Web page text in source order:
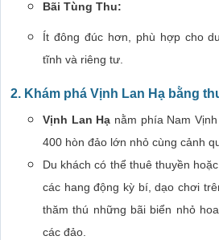
Bãi Tùng Thu:
Ít đông đúc hơn, phù hợp cho
tĩnh và riêng tư.
2. Khám phá Vịnh Lan Hạ bằng
Vịnh Lan Hạ nằm phía Nam
400 hòn đảo lớn nhỏ cùng cảnh
Du khách có thể thuê thuyền
các hang động kỳ bí, dạo chơi
thăm thú những bãi biển nhỏ
các đảo.